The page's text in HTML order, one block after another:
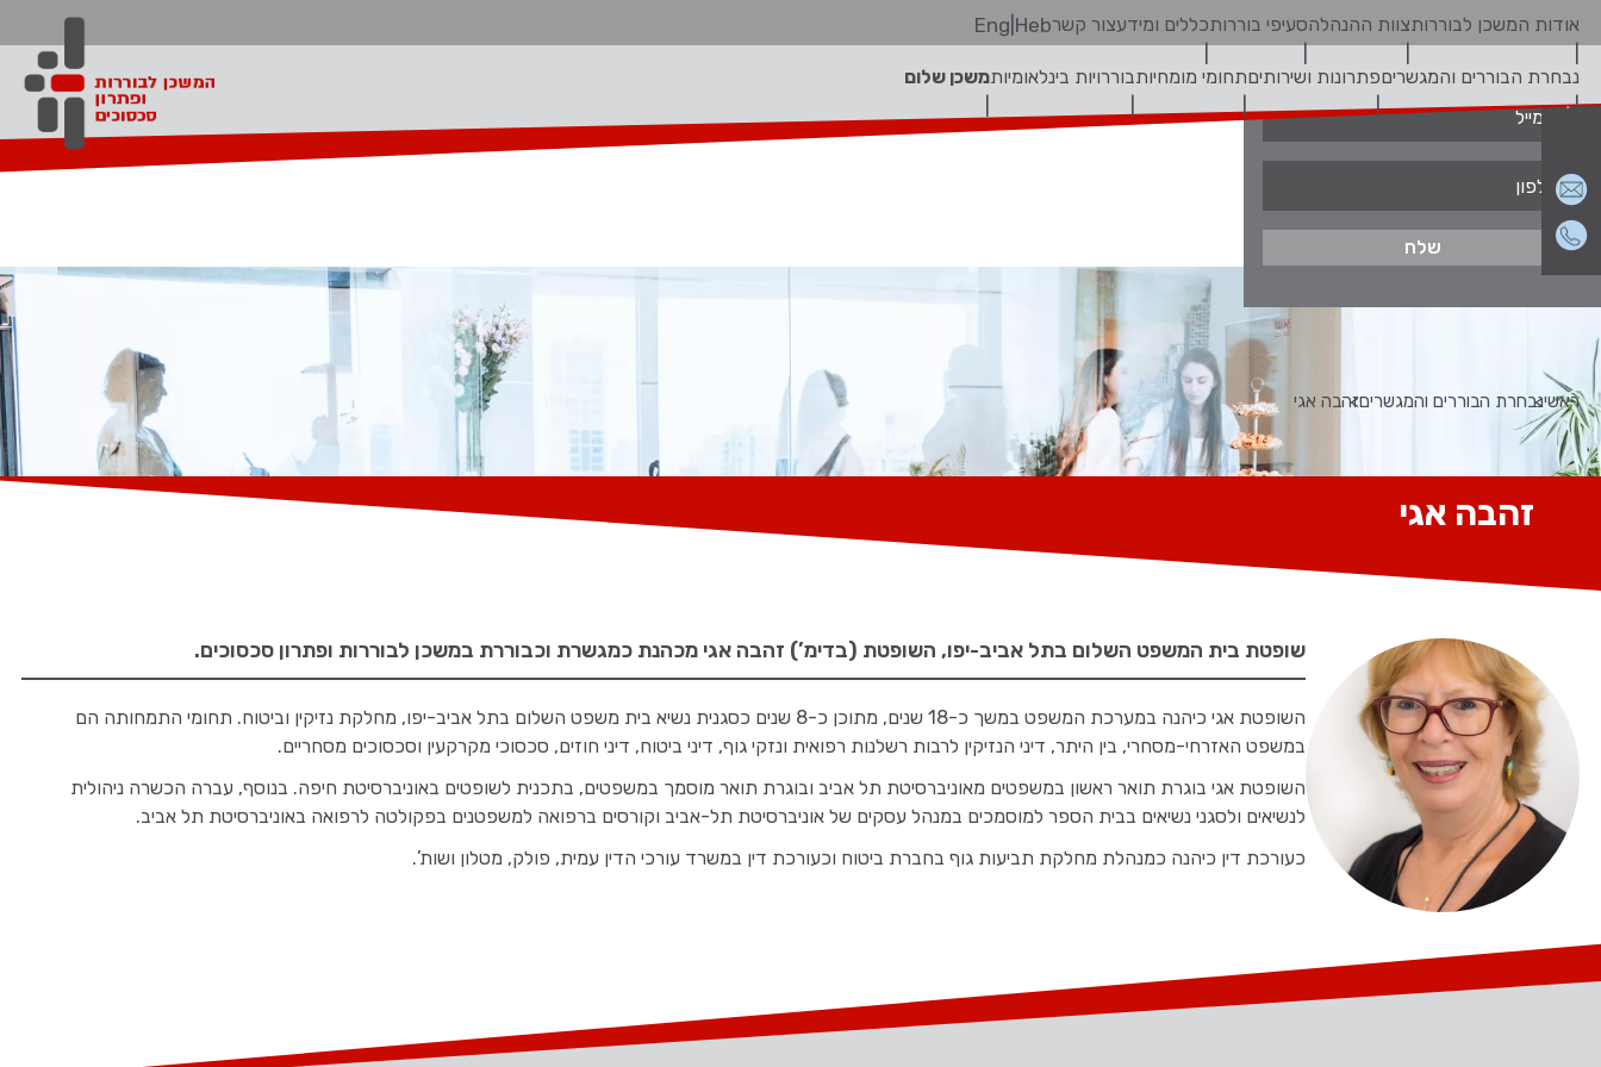
אודות המשכן לבוררותצוות ההנהלהסעיפי בוררותכללים ומידעצור קשרHeb
Eng
נבחרת הבוררים והמגשריםפתרונות ושירותיםתחומי מומחיותבוררויות בינלאומיותמשכן שלום צור קשר
ראשינבחרת הבוררים והמגשריםזהבה אגי
זהבה אגי
שופטת בית המשפט השלום בתל אביב-יפו, השופטת (בדימ’) זהבה אגי מכהנת כמגשרת וכבוררת במשכן לבוררות ופתרון סכסוכים.
השופטת אגי כיהנה במערכת המשפט במשך כ-18 שנים, מתוכן כ-8 שנים כסגנית נשיא בית משפט השלום בתל אביב-יפו, מחלקת נזיקין וביטוח. תחומי התמחותה הם
במשפט האזרחי-מסחרי, בין היתר, דיני הנזיקין לרבות רשלנות רפואית ונזקי גוף, דיני ביטוח, דיני חוזים, סכסוכי מקרקעין וסכסוכים מסחריים.
השופטת אגי בוגרת תואר ראשון במשפטים מאוניברסיטת תל אביב ובוגרת תואר מוסמך במשפטים, בתכנית לשופטים באוניברסיטת חיפה. בנוסף, עברה הכשרה ניהולית
לנשיאים ולסגני נשיאים בבית הספר למוסמכים במנהל עסקים של אוניברסיטת תל-אביב וקורסים ברפואה למשפטנים בפקולטה לרפואה באוניברסיטת תל אביב.
כעורכת דין כיהנה כמנהלת מחלקת תביעות גוף בחברת ביטוח וכעורכת דין במשרד עורכי הדין עמית, פולק, מטלון ושות’.